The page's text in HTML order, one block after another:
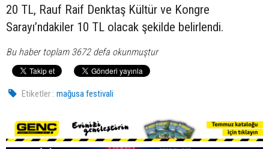
20 TL, Rauf Raif Denktaş Kültür ve Kongre
Sarayı’ndakiler 10 TL olacak şekilde belirlendi.
Bu haber toplam 3672 defa okunmuştur
Etiketler : mağusa festivali